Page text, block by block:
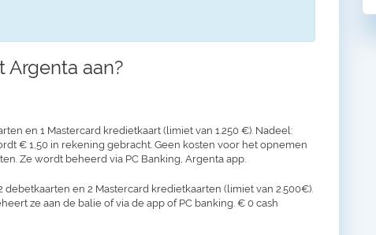
aan?
en 1 Mastercard kredietkaart (limiet van 1.250 €). Nadeel:
€ 1,50 in rekening gebracht. Geen kosten voor het opnemen
Ze wordt beheerd via PC Banking, Argenta app.
debetkaarten en 2 Mastercard kredietkaarten (limiet van 2.500€).
ze aan de balie of via de app of PC banking. € 0 cash